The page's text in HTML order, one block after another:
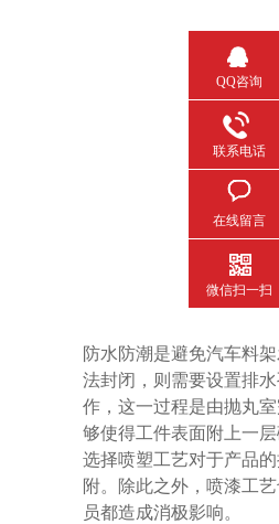
防水防潮是避免汽车料架
法封闭，则需要设置排
作，这一过程是由抛丸
够使得工件表面附上一层磷
选择喷塑工艺对于产品的
附。除此之外，喷
员都造成消极影响。
QQ咨询
联系电话
在线留言
微信扫一扫